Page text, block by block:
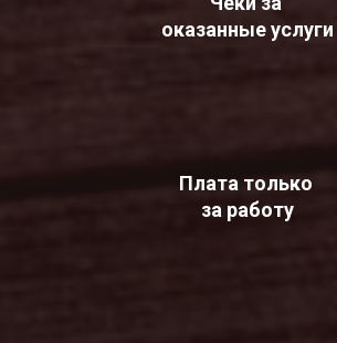
оказанные услуги
Плата только
за работу